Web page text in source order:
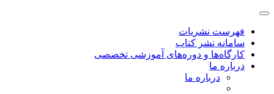
فهرست نشریات
سامانه نشر کتاب
کارگاه‌ها و دوره‌های آموزشی تخصصی
درباره ما
درباره ما